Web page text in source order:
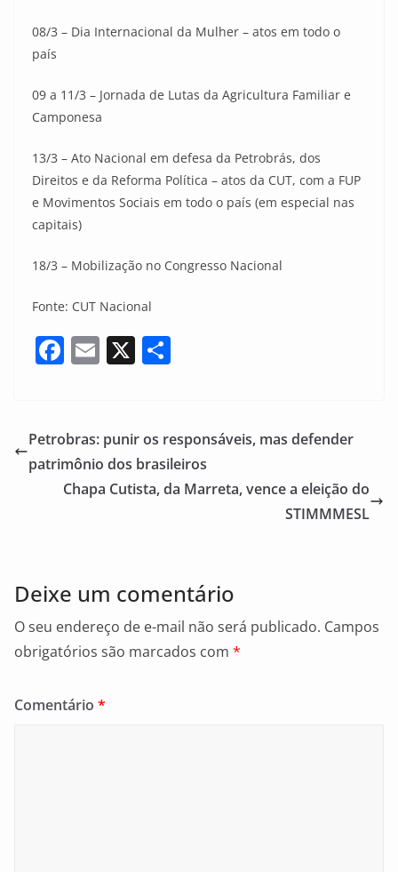
08/3 – Dia Internacional da Mulher – atos em todo o
país
09 a 11/3 – Jornada de Lutas da Agricultura Familiar e
Camponesa
13/3 – Ato Nacional em defesa da Petrobrás, dos
Direitos e da Reforma Política – atos da CUT, com a FUP
e Movimentos Sociais em todo o país (em especial nas
capitais)
18/3 – Mobilização no Congresso Nacional
Fonte: CUT Nacional
F
e
b
o
E
l
X
e
Petrobras: punir os responsáveis, mas defender
patrimônio dos brasileiros
Chapa Cutista, da Marreta, vence a eleição do
STIMMMESL
Deixe um comentário
O seu endereço de e-mail não será publicado. Campos
obrigatórios são marcados com *
Comentário *